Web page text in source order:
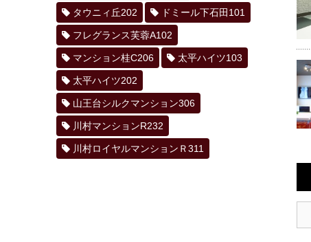
タウニィ丘202 ドミール下石田101
フレグランス芙蓉A102
マンション桂C206 太平ハイツ103
太平ハイツ202
山王台シルクマンション306
川村マンションR232
川村ロイヤルマンションＲ311